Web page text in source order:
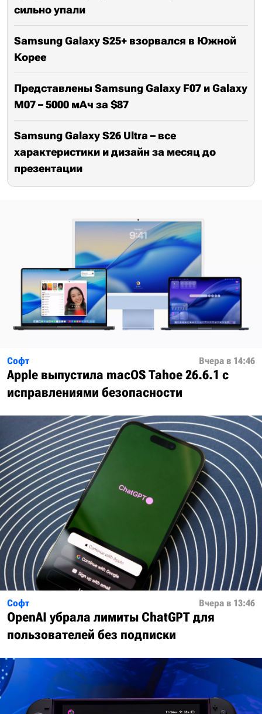
сильно упали
Samsung Galaxy S25+ взорвался в Южной
Корее
Представлены Samsung Galaxy F07 и Galaxy
M07 – 5000 мАч за $87
Samsung Galaxy S26 Ultra – все
характеристики и дизайн за месяц до
презентации
Софт Вчера в 14:46
Apple выпустила macOS Tahoe 26.6.1 с
исправлениями безопасности
Софт Вчера в 13:46
OpenAI убрала лимиты ChatGPT для
пользователей без подписки